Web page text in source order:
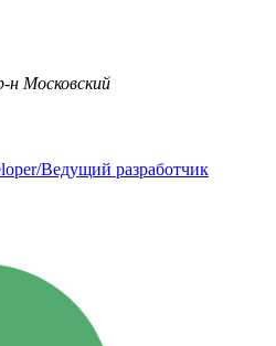
н Московский
Ведущий разработчик